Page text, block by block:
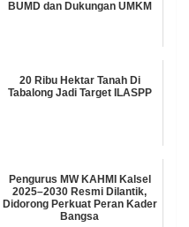
BUMD dan Dukungan UMKM
20 Ribu Hektar Tanah Di
Tabalong Jadi Target ILASPP
Pengurus MW KAHMI Kalsel
2025–2030 Resmi Dilantik,
Didorong Perkuat Peran Kader
Bangsa